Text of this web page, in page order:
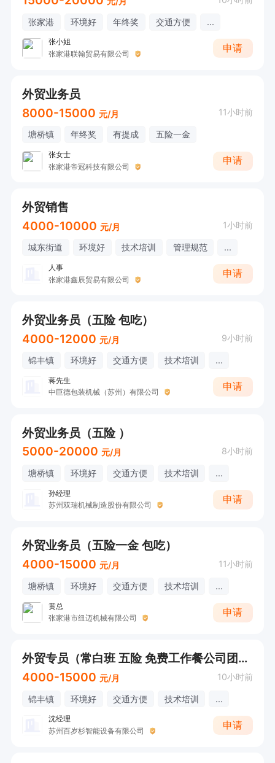
张家港 环境好 年终奖 交通方便 ...
张小姐
张家港联翰贸易有限公司
申请
外贸业务员
8000-15000 元/月 11小时前
塘桥镇 年终奖 有提成 五险一金
张女士
张家港帝冠科技有限公司
申请
外贸销售
4000-10000 元/月 1小时前
城东街道 环境好 技术培训 管理规范 ...
人事
张家港鑫辰贸易有限公司
申请
外贸业务员（五险 包吃）
4000-12000 元/月 9小时前
锦丰镇 环境好 交通方便 技术培训 ...
蒋先生
中巨德包装机械（苏州）有限公司
申请
外贸业务员（五险 ）
5000-20000 元/月 8小时前
塘桥镇 环境好 交通方便 技术培训 ...
孙经理
苏州双瑞机械制造股份有限公司
申请
外贸业务员（五险一金 包吃）
4000-15000 元/月 11小时前
塘桥镇 环境好 交通方便 技术培训 ...
黄总
张家港市纽迈机械有限公司
申请
外贸专员（常白班 五险 免费工作餐公司团建 节假日福利）
4000-15000 元/月 10小时前
锦丰镇 环境好 交通方便 技术培训 ...
沈经理
苏州百岁杉智能设备有限公司
申请